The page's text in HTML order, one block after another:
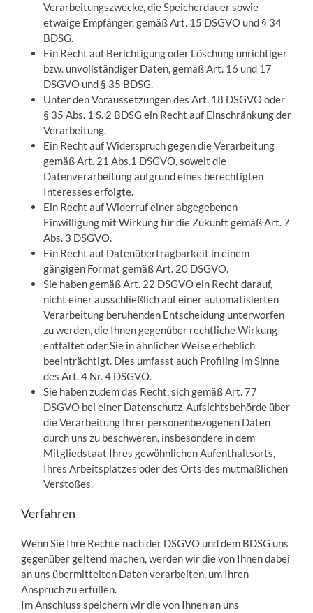
Verarbeitungszwecke, die Speicherdauer sowie
etwaige Empfänger, gemäß Art. 15 DSGVO und § 34
BDSG.
Ein Recht auf Berichtigung oder Löschung unrichtiger
bzw. unvollständiger Daten, gemäß Art. 16 und 17
DSGVO und § 35 BDSG.
Unter den Voraussetzungen des Art. 18 DSGVO oder
§ 35 Abs. 1 S. 2 BDSG ein Recht auf Einschränkung der
Verarbeitung.
Ein Recht auf Widerspruch gegen die Verarbeitung
gemäß Art. 21 Abs.1 DSGVO, soweit die
Datenverarbeitung aufgrund eines berechtigten
Interesses erfolgte.
Ein Recht auf Widerruf einer abgegebenen
Einwilligung mit Wirkung für die Zukunft gemäß Art. 7
Abs. 3 DSGVO.
Ein Recht auf Datenübertragbarkeit in einem
gängigen Format gemäß Art. 20 DSGVO.
Sie haben gemäß Art. 22 DSGVO ein Recht darauf,
nicht einer ausschließlich auf einer automatisierten
Verarbeitung beruhenden Entscheidung unterworfen
zu werden, die Ihnen gegenüber rechtliche Wirkung
entfaltet oder Sie in ähnlicher Weise erheblich
beeinträchtigt. Dies umfasst auch Profiling im Sinne
des Art. 4 Nr. 4 DSGVO.
Sie haben zudem das Recht, sich gemäß Art. 77
DSGVO bei einer Datenschutz-Aufsichtsbehörde über
die Verarbeitung Ihrer personenbezogenen Daten
durch uns zu beschweren, insbesondere in dem
Mitgliedstaat Ihres gewöhnlichen Aufenthaltsorts,
Ihres Arbeitsplatzes oder des Orts des mutmaßlichen
Verstoßes.
Verfahren
Wenn Sie Ihre Rechte nach der DSGVO und dem BDSG uns
gegenüber geltend machen, werden wir die von Ihnen dabei
an uns übermittelten Daten verarbeiten, um Ihren
Anspruch zu erfüllen.
Im Anschluss speichern wir die von Ihnen an uns